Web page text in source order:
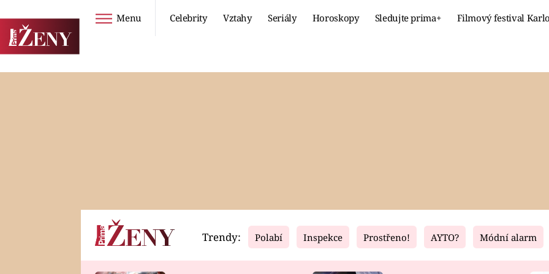
Menu Celebrity Vztahy Seriály Horoskopy Sledujte prima+ Filmový festival
Horoskopy Video Fresh Living
Trendy: Polabí Inspekce Prostřeno! AYTO? Módní alarm